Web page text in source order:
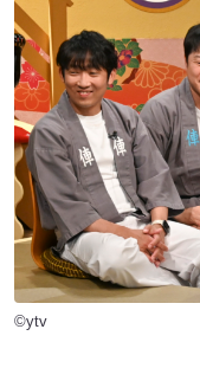
©ytv